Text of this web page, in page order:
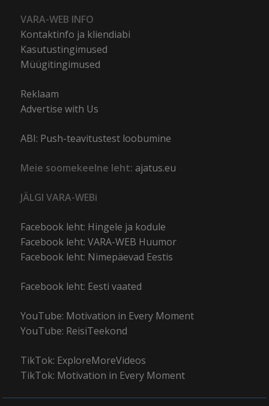
VARA-WEB INFO
Kontaktinfo ja kliendiabi
Kasutustingimused
Müügitingimused
Reklaam
Advertise with Us
ABI: Push-teavitustest loobumine
Meie soomekeelne leht: ajatus.eu
JÄLGI VARA-WEBi
Facebook leht: Hingele ja kodule
Facebook leht: VARA-WEB Huumor
Facebook leht: Nimepäevad Eestis
Facebook leht: Eesti vaated
YouTube: Motivation in Every Moment
YouTube: ReisiTeekond
TikTok: ExploreMoreVideos
TikTok: Motivation in Every Moment